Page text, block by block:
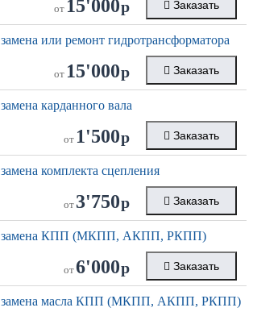
от 15'000р Заказать
замена или ремонт гидротрансформатора
от 15'000р Заказать
замена карданного вала
от 1'500р Заказать
замена комплекта сцепления
от 3'750р Заказать
замена КПП (МКПП, АКПП, РКПП)
от6'000р Заказать
замена масла КПП (МКПП, АКПП, РКПП)